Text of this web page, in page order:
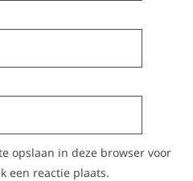
opslaan in deze browser voor
een reactie plaats.